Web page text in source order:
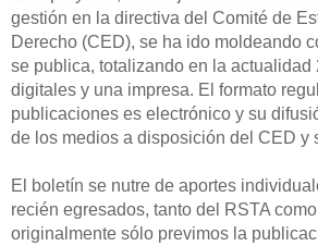
gestión en la directiva del Comité de
Derecho (CED), se ha ido moldeando
se publica, totalizando en la actualidad
digitales y una impresa. El formato
publicaciones es electrónico y su
de los medios a disposición del CED y
El boletín se nutre de aportes
recién egresados, tanto del RSTA
originalmente sólo previmos la